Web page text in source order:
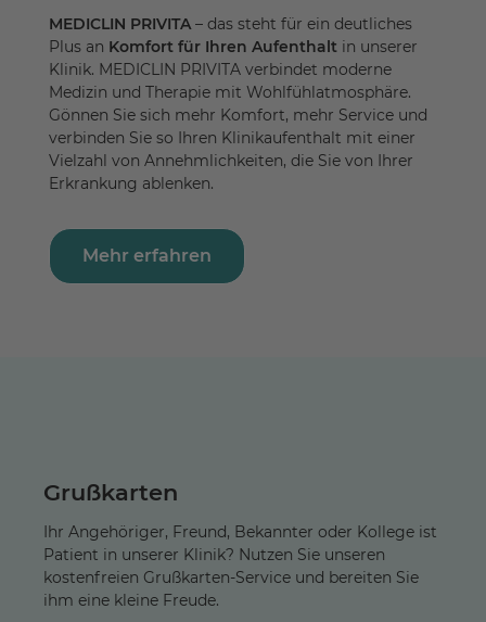
MEDICLIN PRIVITA– das steht für ein deutliches
Plus an Komfort für Ihren Aufenthalt in unserer
Klinik. MEDICLIN PRIVITA verbindet moderne
Medizin und Therapie mit Wohlfühlatmosphäre.
Gönnen Sie sich mehr Komfort, mehr Service und
verbinden Sie so Ihren Klinikaufenthalt mit einer
Vielzahl von Annehmlichkeiten, die Sie von Ihrer
Erkrankung ablenken.
Mehr erfahren
Grußkarten
Ihr Angehöriger, Freund, Bekannter oder Kollege ist
Patient in unserer Klinik? Nutzen Sie unseren
kostenfreien Grußkarten-Service und bereiten Sie
ihm eine kleine Freude.